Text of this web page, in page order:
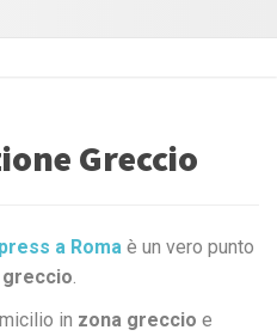
Greccio
a Roma è un vero punto
greccio.
in zona greccio e